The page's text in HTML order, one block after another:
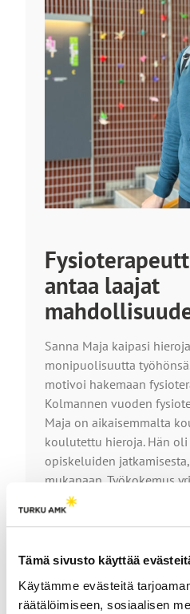
Tämä sivusto käyttää
Käytämme evästeitä
räätälöimiseen, sosiaalisen
antaa laajat
Sanna Maja kaipasi
monipuolisuutta
motivoi hakemaan
Kolmannen vuoden
Maja on aikaisemmalta
koulutettu hieroja. Hän
opiskeluiden
mukanaan. Työkokemus
opintojen jatkamiseen.
Lue koko juttu